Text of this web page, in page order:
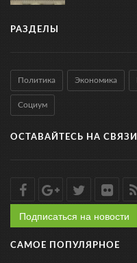
РАЗДЕЛЫ
Политика Экономика
Социум
ОСТАВАЙТЕСЬ НА СВЯЗИ
Подписаться на новости
САМОЕ ПОПУЛЯРНОЕ